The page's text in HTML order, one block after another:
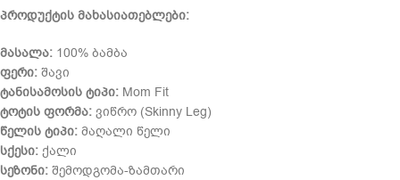
პროდუქტის მახასიათებლები:
მასალა: 100% ბამბა
ფერი: შავი
ტანისამოსის ტიპი: Mom Fit
ტოტის ფორმა: ვიწრო (Skinny Leg)
წელის ტიპი: მაღალი წელი
სქესი: ქალი
სეზონი: შემოდგომა-ზამთარი